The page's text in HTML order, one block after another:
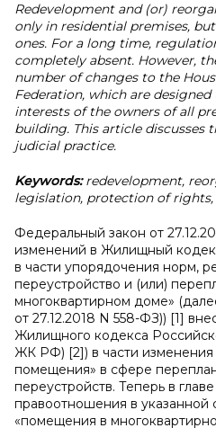
Redevelopment and (or)
only in residential premises,
ones. For a long time,
completely absent. However,
number of changes to the
Federation, which are
interests of the owners of all
building. This article discusses
judicial practice.
Keywords:redevelopment,
legislation, protection of rights,
Федеральный закон от
изменений в Жилищный
в части упорядочения норм,
переустройство и (или)
многоквартирном доме»
от 27.12.2018 N 558-ФЗ)) [1]
Жилищного кодекса
ЖК РФ) [2]) в части
помещения» в сфере
переустройств. Теперь в
правоотношения в указанной
«помещения в